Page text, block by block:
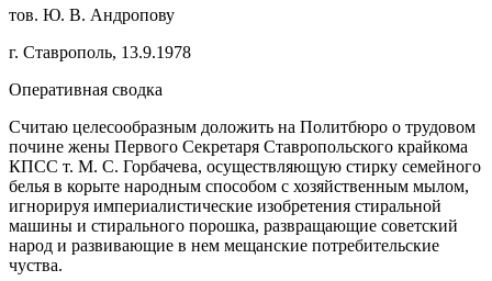
тов. Ю. В. Андропову
г. Ставрополь, 13.9.1978
Оперативная сводка
Считаю целесообразным доложить на Политбюро о трудовом
почине жены Первого Секретаря Ставропольского крайкома
КПСС т. М. С. Горбачева, осуществляющую стирку семейного
белья в корыте народным способом с хозяйственным мылом,
игнорируя империалистические изобретения стиральной
машины и стирального порошка, развращающие советский
народ и развивающие в нем мещанские потребительские
чуства.